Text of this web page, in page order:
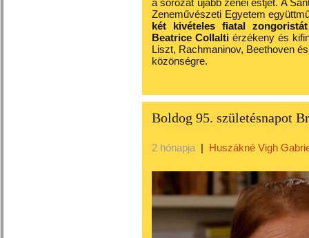
a sorozat újabb zenei estjét. A
Zeneművészeti Egyetem
két kivételes fiatal zongoristát
Beatrice Collaltiérzékeny és
Liszt, Rachmaninov, Beethoven
közönségre.
Boldog 95. születésnapot
2 hónapja | Huszákné Vigh